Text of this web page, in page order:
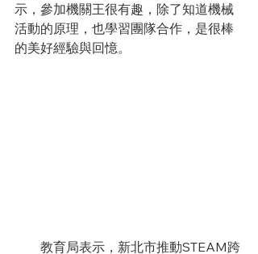
示，參加機關王很有趣，除了知道機械
活動的原理，也學習團隊合作，是很棒
的美好經驗與回憶。
教育局表示，新北市推動STEAM跨